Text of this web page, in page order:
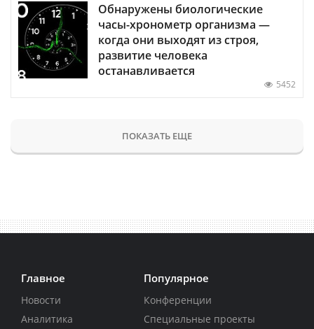
Обнаружены биологические
часы-хронометр организма —
когда они выходят из строя,
развитие человека
останавливается
5452
ПОКАЗАТЬ ЕЩЕ
Главное
Новости
Аналитика
Популярное
Конференции
Специальные проекты